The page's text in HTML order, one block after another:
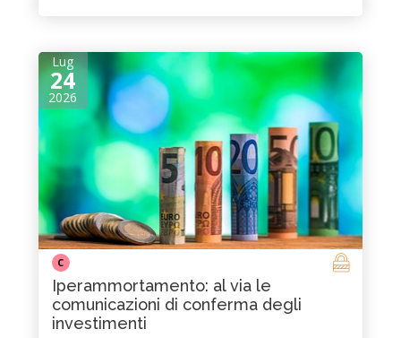
Lug
24
2026
C
Iperammortamento: al via le
comunicazioni di conferma degli
investimenti